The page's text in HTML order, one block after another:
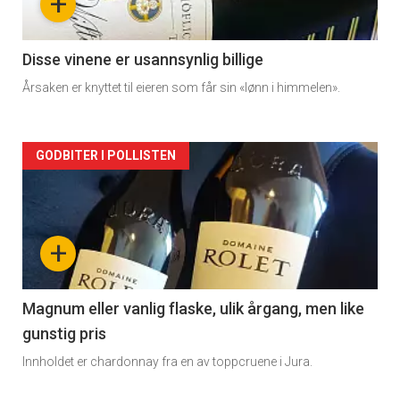
2
Disse vinene er usannsynlig billige
Årsaken er knyttet til eieren som får sin «lønn i himmelen».
Forsiden
akkurat
nå
3
+
GODBITER I POLLISTEN
Magnum eller vanlig flaske, ulik årgang, men like
gunstig pris
Innholdet er chardonnay fra en av toppcruene i Jura.